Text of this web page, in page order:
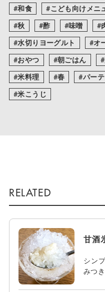
和食
こども向けメニ
秋
酢 味噌
水切りヨーグルト
オ
おやつ
朝ごはん
米料理
春 パー
米こうじ
甘酒
シン
みつ